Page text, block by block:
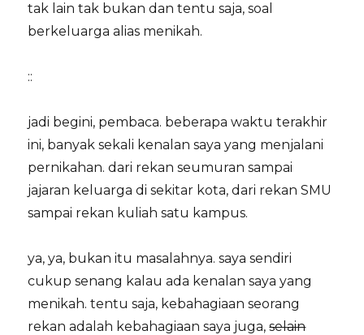
tak lain tak bukan dan tentu saja, soal
berkeluarga alias menikah.
::
jadi begini, pembaca. beberapa waktu terakhir
ini, banyak sekali kenalan saya yang menjalani
pernikahan. dari rekan seumuran sampai
jajaran keluarga di sekitar kota, dari rekan SMU
sampai rekan kuliah satu kampus.
ya, ya, bukan itu masalahnya. saya sendiri
cukup senang kalau ada kenalan saya yang
menikah. tentu saja, kebahagiaan seorang
rekan adalah kebahagiaan saya juga,selain